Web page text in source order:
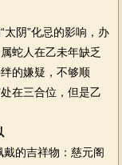
阴”化忌的影响，办
蛇人在乙未年缺乏
的嫌疑，不够顺
在三合位，但是乙
的吉祥物：慈元阁